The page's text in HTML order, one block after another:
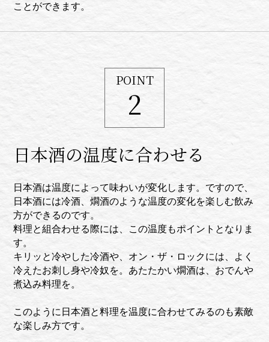
ことができます。
POINT
2
日本酒の温度に合わせる
日本酒は温度によって味わいが変化します。ですので、
日本酒には冷酒、燗酒のような温度の変化を楽しむ飲み
方ができるのです。
料理と組合わせる際には、この温度もポイントとなりま
す。
キリッと冷やした冷酒や、オン・ザ・ロックには、よく
冷えたお刺し身や冷奴を。あたたかい燗酒は、おでんや
煮込み料理を。
このように日本酒と料理を温度に合わせてみるのも素敵
な楽しみ方です。